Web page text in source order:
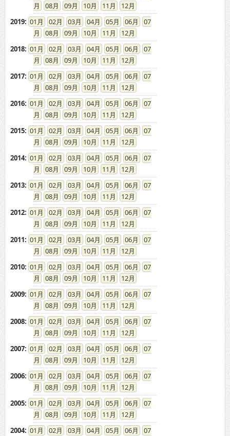
08
09 10 11
12
2019: 01 02 03 04 05 06
07
08
09 10 11
12
2018: 01 02 03 04 05 06
07
08
09 10 11
12
2017: 01 02 03 04 05 06
07
08
09 10 11
12
2016: 01 02 03 04 05 06
07
08
09 10 11
12
2015: 01 02 03 04 05 06
07
08
09 10 11
12
2014: 01 02 03 04 05 06
07
08
09 10 11
12
2013: 01 02 03 04 05 06
07
08
09 10 11
12
2012: 01 02 03 04 05 06
07
08
09 10 11
12
2011: 01 02 03 04 05 06
07
08
09 10 11
12
2010: 01 02 03 04 05 06
07
08
09 10 11
12
2009: 01 02 03 04 05 06
07
08
09 10 11
12
2008: 01 02 03 04 05 06
07
08
09 10 11
12
2007: 01 02 03 04 05 06
07
08
09 10 11
12
2006: 01 02 03 04 05 06
07
08
09 10 11
12
2005: 01 02 03 04 05 06
07
08
09 10 11
12
2004: 01 02 03 04 05 06
07